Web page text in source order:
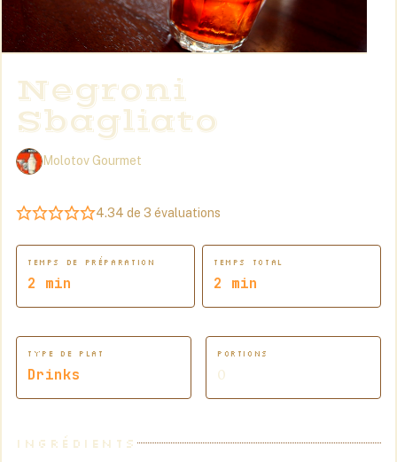
Negroni
Sbagliato
Molotov Gourmet
4.34 de 3 évaluations
TEMPS DE PRÉPARATION
2 minutes
min
TEMPS TOTAL
2 minutes
min
TYPE DE PLAT
Drinks
PORTIONS
0
INGRÉDIENTS